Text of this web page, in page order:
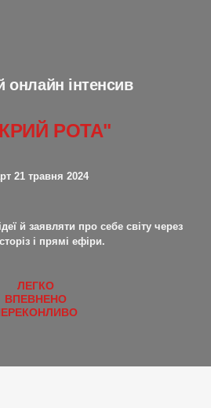
онлайн інтенсив
РОТА"
21 травня 2024
й заявляти про себе світу через
і прямі ефіри.
ЛЕГКО
ВПЕВНЕНО